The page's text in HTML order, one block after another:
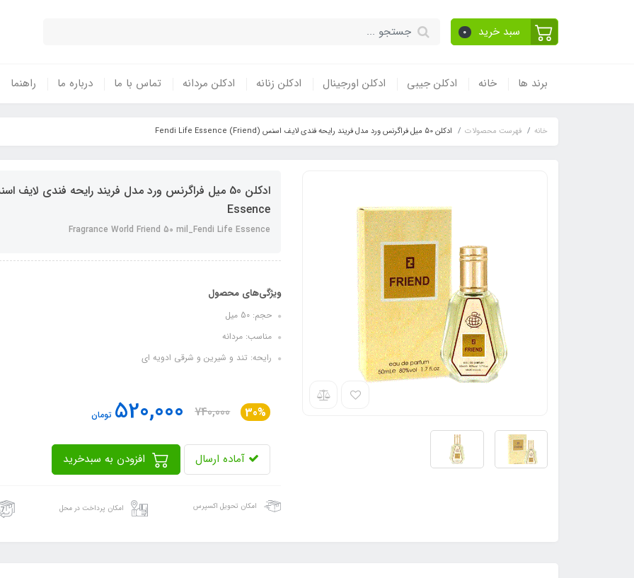
سبد خرید 0
برند ها خانه ادکلن جیبی ادکلن اورجینال ادکلن زنانه ادکلن مردانه تماس با ما درباره ما راهنما
خانه فهرست محصولات ادکلن 50 میل فراگرنس ورد مدل فریند رایحه فندی لایف اسنس (Friend) Fendi Life Essence
Essence
Fragrance World Friend 50 mil_Fendi Life Essence
ویژگی‌های محصول
حجم: 50 میل
مناسب: مردانه
رایحه: تند و شیرین و شرقی ادویه ای
30%
740,000
520,000 تومان
آماده ارسال
امکان تحویل اکسپرس امکان پرداخت در محل